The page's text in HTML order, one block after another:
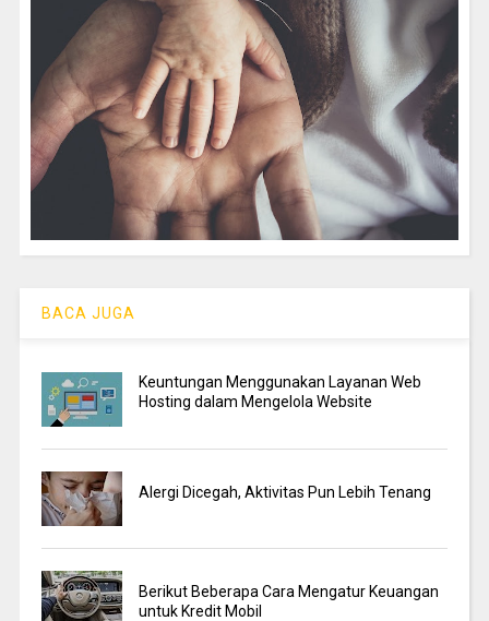
BACA JUGA
Keuntungan Menggunakan Layanan Web
Hosting dalam Mengelola Website
Alergi Dicegah, Aktivitas Pun Lebih Tenang
Berikut Beberapa Cara Mengatur Keuangan
untuk Kredit Mobil